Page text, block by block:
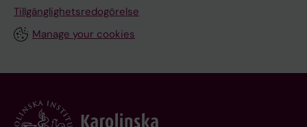
Tillgänglighetsredogörelse
Manage your cookies